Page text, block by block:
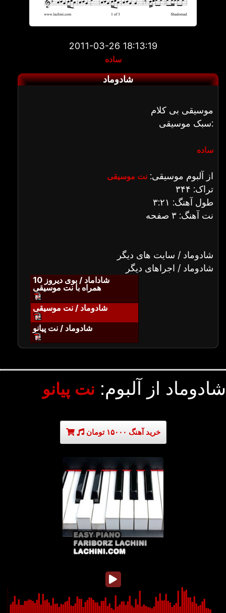
2011-03-26 18:13:19
ساده
شادوماد
موسیقی بی کلام
سبک موسیقی:
ساده
از آلبوم موسیقی: نت موسیقی
تراک: ۳۴۴
طول آهنگ: ۳:۲۱
نت آهنگ: ۳ صفحه
شادوماد / سایت های دیگر
شادوماد / اجراهای دیگر
شاداماد / بوی دیروز 10
همراه با نت موسیقی
شادوماد / نت موسیقی
شادوماد / نت پیانو
شادوماد از آلبوم: نت پیانو
خرید آهنگ ۱۵۰۰۰ تومان